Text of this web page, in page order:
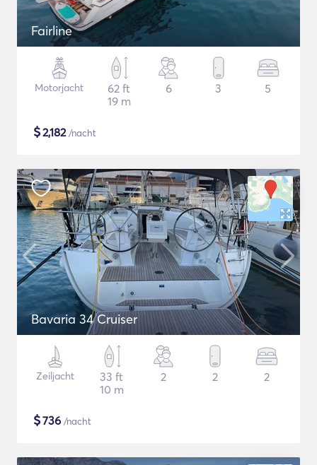
Fairline
Motorjacht
62 ft
19 m
6 3 5
$2,182/nacht
Bavaria 34 Cruiser
Zeiljacht
33 ft
10 m
2 2 2
$736 /nacht